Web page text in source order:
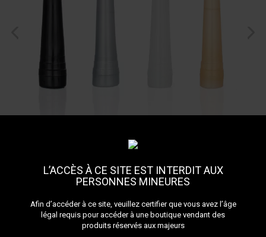
L’ACCÈS À CE SITE EST INTERDIT AUX
PERSONNES MINEURES
Afin d’accéder à ce site, veuillez certifier que vous avez l’âge
légal requis pour accéder à une boutique vendant des
produits réservés aux majeurs